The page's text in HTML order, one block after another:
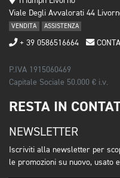
Viale Degli Avvalorati 44
VENDITA ASSISTENZA
+ 39 0586516664
P.IVA 1915060469
Capitale Sociale 50.000 € i.v.
RESTA IN
NEWSLETTER
Iscriviti alla newsletter per
le promozioni su nuovo, usato